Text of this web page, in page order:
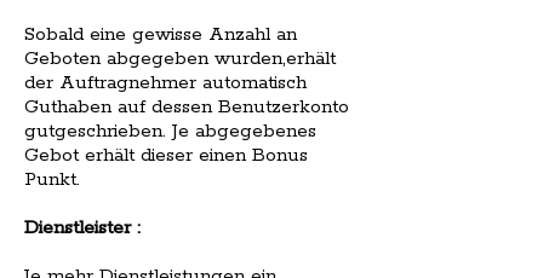
Sobald eine gewisse Anzahl an
Geboten abgegeben wurden,erhält
der Auftragnehmer automatisch
Guthaben auf dessen Benutzerkonto
gutgeschrieben. Je abgegebenes
Gebot erhält dieser einen Bonus
Punkt.
Dienstleister :